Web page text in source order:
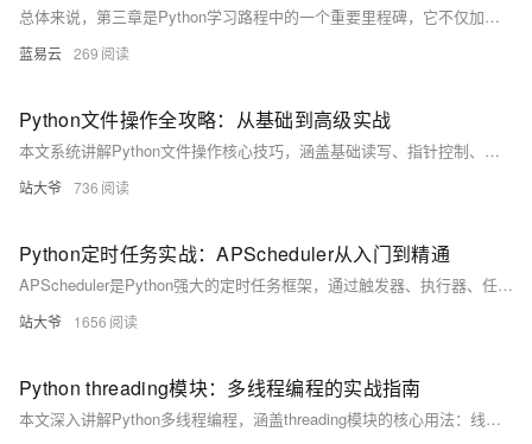
总体来说，第三章是Python学习路程中的一个重要里程碑，它不仅加深了对基础概念的理解，还引入了更多高级特性，为后续的深入学习和实际应用打下坚实的基础。通过这一章的学习，读者应该能够更好地理解Python编程的核心概念，并准备好应对更复杂的编程挑战。
蓝易云 269
Python文件操作全攻略：从基础到高级实战
本文系统讲解Python文件操作核心技巧，涵盖基础读写、指针控制、异常处理及大文件分块处理等实战场景。结合日志分析、CSV清洗等案例，助你高效掌握文本与二进制文件处理，提升程序健壮性与开发效率。（238字）
站大爷 736
Python定时任务实战：APScheduler从入门到精通
APScheduler是Python强大的定时任务框架，通过触发器、执行器、任务存储和调度器四大组件，灵活实现各类周期性任务。支持内存、数据库、Redis等持久化存储，适用于Web集成、数据抓取、邮件发送等场景，解决传统sleep循环的诸多缺陷，助力构建稳定可靠的自动化系统。（238字）
站大爷 1656
Python threading模块：多线程编程的实战指南
本文深入讲解Python多线程编程，涵盖threading模块的核心用法：线程创建、生命周期、同步机制（锁、信号量、条件变量）、线程通信（队列）、守护线程与线程池应用。结合实战案例，如多线程下载器，帮助开发者提升程序并发性能，适用于I/O密集型任务处理。